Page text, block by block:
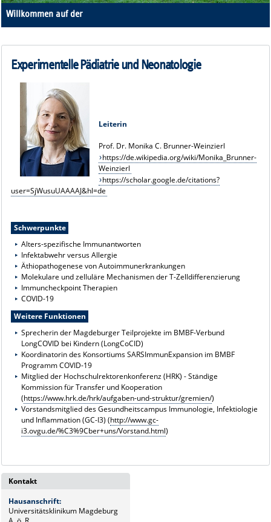
Willkommen auf der
Homepage der Experimentellen Pädiatrie und Neonatologie
Experimentelle Pädiatrie und Neonatologie
Leiterin
Prof. Dr. Monika C. Brunner-Weinzierl
https://de.wikipedia.org/wiki/Monika_Brunner-
Weinzierl
https://scholar.google.de/citations?
user=SjWusuUAAAAJ&hl=de
Schwerpunkte
Alters-spezifische Immunantworten
Infektabwehr versus Allergie
Äthiopathogenese von Autoimmunerkrankungen
Molekulare und zelluläre Mechanismen der T-Zelldifferenzierung
Immuncheckpoint Therapien
COVID-19
Weitere Funktionen
Sprecherin der Magdeburger Teilprojekte im BMBF-Verbund
LongCOVID bei Kindern (LongCoCID)
Koordinatorin des Konsortiums SARSImmunExpansion im BMBF
Programm COVID-19
Mitglied der Hochschulrektorenkonferenz (HRK) - Ständige
Kommission für Transfer und Kooperation
(https://www.hrk.de/hrk/aufgaben-und-struktur/gremien/)
Vorstandsmitglied des Gesundheitscampus Immunologie, Infektiologie
und Inflammation (GC-I3) (http://www.gc-
i3.ovgu.de/%C3%9Cber+uns/Vorstand.html)
Kontakt
Hausanschrift:
Universitätsklinikum Magdeburg